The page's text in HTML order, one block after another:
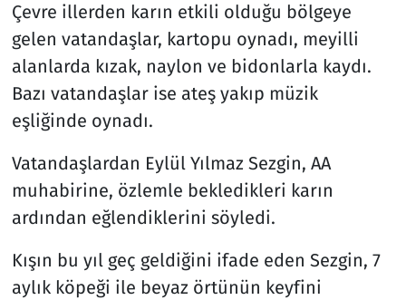
Çevre illerden karın etkili olduğu bölgeye
gelen vatandaşlar, kartopu oynadı, meyilli
alanlarda kızak, naylon ve bidonlarla kaydı.
Bazı vatandaşlar ise ateş yakıp müzik
eşliğinde oynadı.
Vatandaşlardan Eylül Yılmaz Sezgin, AA
muhabirine, özlemle bekledikleri karın
ardından eğlendiklerini söyledi.
Kışın bu yıl geç geldiğini ifade eden Sezgin, 7
aylık köpeği ile beyaz örtünün keyfini